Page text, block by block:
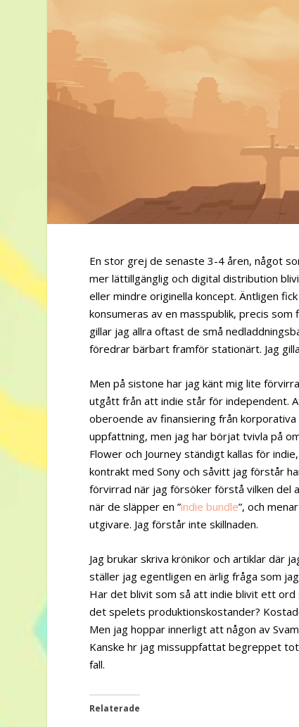
En stor grej de senaste 3-4 åren, något
mer lättillgänglig och digital distribution
eller mindre originella koncept. Äntligen
konsumeras av en masspublik, precis
gillar jag allra oftast de små
föredrar bärbart framför stationärt. Jag
Men på sistone har jag känt mig lite
utgått från att indie står för independent.
oberoende av finansiering från
uppfattning, men jag har börjat tvivla på
Flower och Journey ständigt kallas för
kontrakt med Sony och såvitt jag förstår
förvirrad när jag försöker förstå vilken del
när de släpper en ”indie bundle”, och
utgivare. Jag förstår inte skillnaden.
Jag brukar skriva krönikor och artiklar där
ställer jag egentligen en ärlig fråga som
Har det blivit som så att indie blivit ett
det spelets produktionskostander?
Men jag hoppar innerligt att någon av
Kanske hr jag missuppfattat begreppet
fall.
Relaterade